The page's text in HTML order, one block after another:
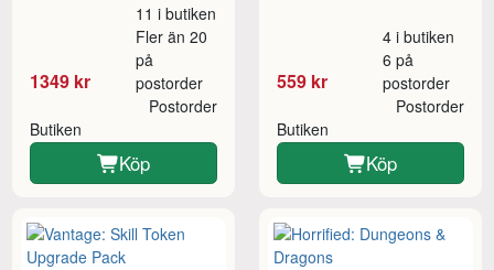
1349 kr
11 i butiken
Fler än 20
på
postorder
Butiken
Postorder
Köp
559 kr
4 i butiken
6 på
postorder
Butiken
Postorder
Köp